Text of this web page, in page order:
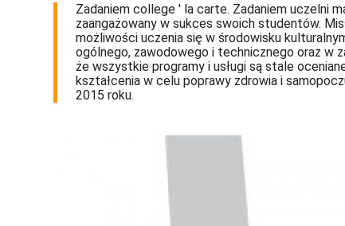
Zadaniem college ' la carte. Zadaniem uczelni
zaangażowany w sukces swoich studentów.
możliwości uczenia się w środowisku
ogólnego, zawodowego i technicznego oraz w
że wszystkie programy i usługi są stale
kształcenia w celu poprawy zdrowia i
2015 roku.